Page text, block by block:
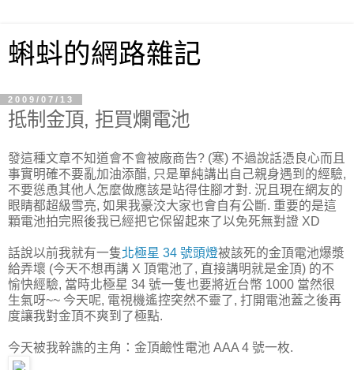
蝌蚪的網路雜記
2009/07/13
抵制金頂, 拒買爛電池
發這種文章不知道會不會被廠商告? (寒) 不過說話憑良心而且
事實明確不要亂加油添醋, 只是單純講出自己親身遇到的經驗,
不要慫恿其他人怎麼做應該是站得住腳才對. 況且現在網友的
眼睛都超級雪亮, 如果我豪洨大家也會自有公斷. 重要的是這
顆電池拍完照後我已經把它保留起來了以免死無對證 XD
話說以前我就有一隻北極星 34 號頭燈被該死的金頂電池爆漿
給弄壞 (今天不想再講 X 頂電池了, 直接講明就是金頂) 的不
愉快經驗, 當時北極星 34 號一隻也要將近台幣 1000 當然很
生氣呀~~ 今天呢, 電視機遙控突然不靈了, 打開電池蓋之後再
度讓我對金頂不爽到了極點.
今天被我幹譙的主角：金頂鹼性電池 AAA 4 號一枚.